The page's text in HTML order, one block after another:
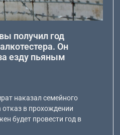
получил год
Он
езду пьяным
наказал семейного
в прохождении
будет провести год в